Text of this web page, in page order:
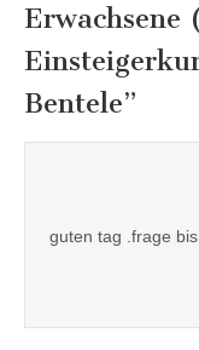
Erwachsene
Bentele”
guten tag .frage